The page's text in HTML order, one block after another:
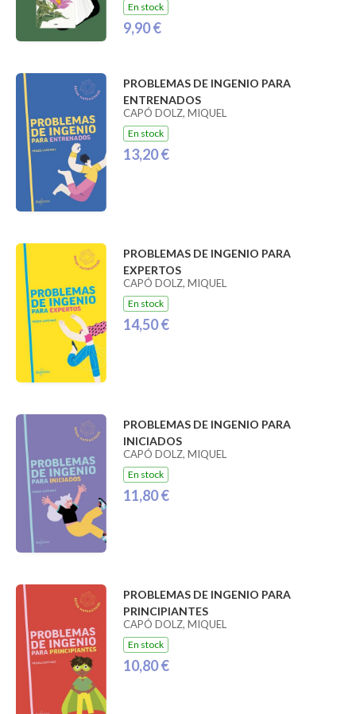
En stock
9,90 €
PROBLEMAS DE INGENIO PARA
ENTRENADOS
CAPÓ DOLZ, MIQUEL
En stock
13,20 €
PROBLEMAS DE INGENIO PARA
EXPERTOS
CAPÓ DOLZ, MIQUEL
En stock
14,50 €
PROBLEMAS DE INGENIO PARA
INICIADOS
CAPÓ DOLZ, MIQUEL
En stock
11,80 €
PROBLEMAS DE INGENIO PARA
PRINCIPIANTES
CAPÓ DOLZ, MIQUEL
En stock
10,80 €